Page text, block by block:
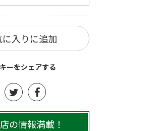
に入りに追加
ーをシェアする
の情報満載！